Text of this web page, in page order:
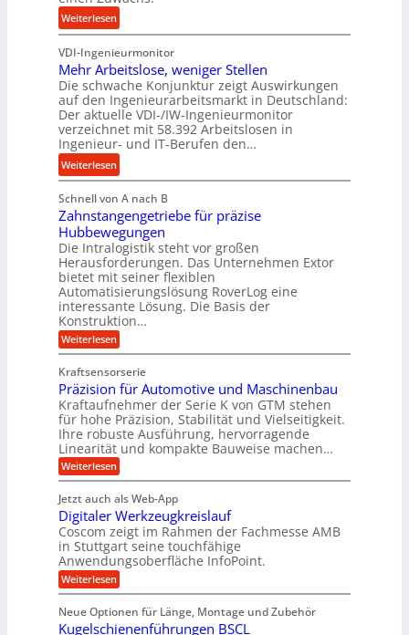
p
r
o
z
e
s
s
b
u
n
d
H
y
d
r
a
l
i
k
i
m
V
e
r
g
e
c
h
s
e
u
n
d
l
a
n
g
e
b
i
g
e
K
u
g
e
l
g
e
w
i
n
d
e
t
i
e
b
e
f
ü
r
r
Weiterlesen:
K
r
o
n
e
s
s
t
e
e
r
t
U
m
s
a
t
u
n
d
A
u
f
t
r
a
g
s
e
i
g
VDI-Ingenieurmonitor
Mehr Arbeitslose, weniger Stellen
Die schwache Konjunktur zeigt Auswirkungen
auf den Ingenieurarbeitsmarkt in Deutschland:
Der aktuelle VDI-/IW-Ingenieurmonitor
verzeichnet mit 58.392 Arbeitslosen in
Ingenieur- und IT-Berufen den…
Weiterlesen:
M
e
h
r
A
r
b
e
i
t
s
l
o
s
e
,
w
e
n
i
g
e
r
S
t
e
l
Schnell von A nach B
Zahnstangengetriebe für präzise
Hubbewegungen
Die Intralogistik steht vor großen
Herausforderungen. Das Unternehmen Extor
bietet mit seiner flexiblen
Automatisierungslösung RoverLog eine
interessante Lösung. Die Basis der
Konstruktion…
Weiterlesen:
Z
h
n
s
t
a
n
g
e
n
e
t
r
i
e
b
e
f
r
p
Kraftsensorserie
Präzision für Automotive und Maschinenbau
Kraftaufnehmer der Serie K von GTM stehen
für hohe Präzision, Stabilität und Vielseitigkeit.
Ihre robuste Ausführung, hervorragende
Linearität und kompakte Bauweise machen…
Weiterlesen:
P
ä
z
i
s
i
o
n
f
r
A
Jetzt auch als Web-App
Digitaler Werkzeugkreislauf
Coscom zeigt im Rahmen der Fachmesse AMB
in Stuttgart seine touchfähige
Anwendungsoberfläche InfoPoint.
Weiterlesen:
D
g
i
Neue Optionen für Länge, Montage und Zubehör
Kugelschienenführungen BSCL